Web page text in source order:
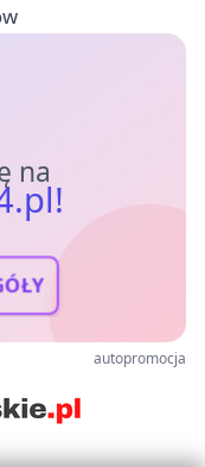
na
autopromocja